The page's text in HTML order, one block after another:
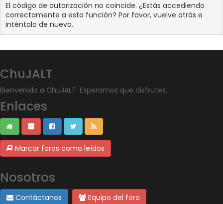
El código de autorización no coincide. ¿Estás accediendo
correctamente a esta función? Por favor, vuelve atrás e
inténtalo de nuevo.
ChuJALT
Bienvenido a ChuJALT. Esperamos que disfrutes.
Enlaces
Marcar foros como leídos
Nosotros
Contáctanos Equipo del foro